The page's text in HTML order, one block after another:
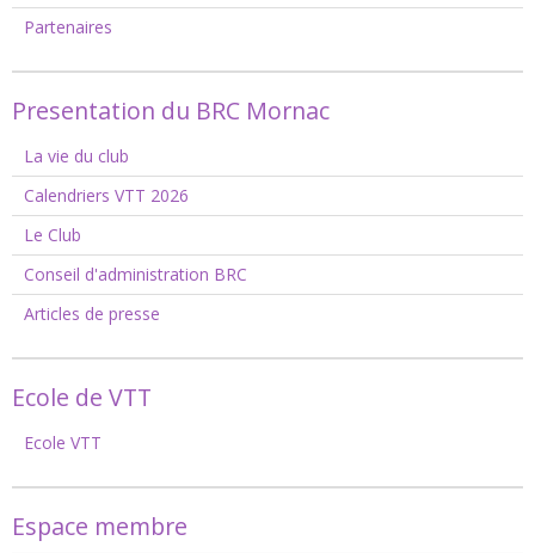
Partenaires
Presentation du BRC Mornac
La vie du club
Calendriers VTT 2026
Le Club
Conseil d'administration BRC
Articles de presse
Ecole de VTT
Ecole VTT
Espace membre